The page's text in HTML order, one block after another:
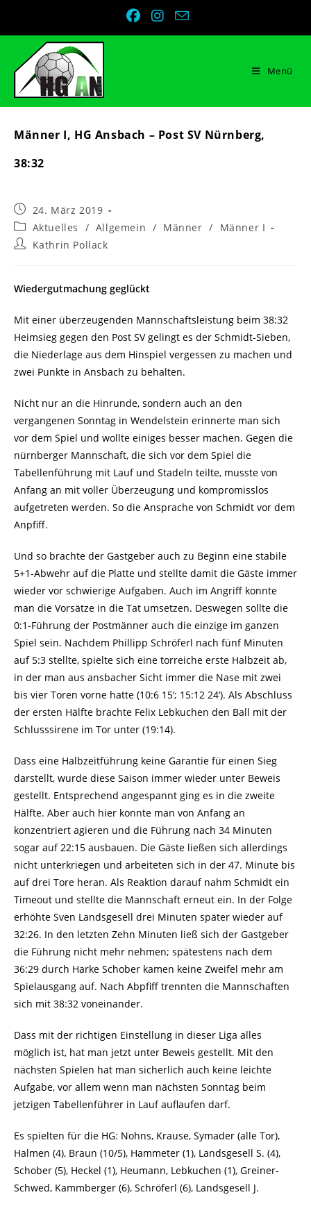
Menü
Männer I, HG Ansbach – Post SV Nürnberg,
38:32
Beitrag
veröffentlicht:
24. März 2019
Beitrags-
Kategorie:
Aktuelles / Allgemein / Männer /
Männer I
Beitrags-
Kathrin Pollack
Wiedergutmachung geglückt
Mit einer überzeugenden Mannschaftsleistung beim 38:32
Heimsieg gegen den Post SV gelingt es der Schmidt-Sieben,
die Niederlage aus dem Hinspiel vergessen zu machen und
zwei Punkte in Ansbach zu behalten.
Nicht nur an die Hinrunde, sondern auch an den
vergangenen Sonntag in Wendelstein erinnerte man sich
vor dem Spiel und wollte einiges besser machen. Gegen die
nürnberger Mannschaft, die sich vor dem Spiel die
Tabellenführung mit Lauf und Stadeln teilte, musste von
Anfang an mit voller Überzeugung und kompromisslos
aufgetreten werden. So die Ansprache von Schmidt vor dem
Anpfiff.
Und so brachte der Gastgeber auch zu Beginn eine stabile
5+1-Abwehr auf die Platte und stellte damit die Gäste immer
wieder vor schwierige Aufgaben. Auch im Angriff konnte
man die Vorsätze in die Tat umsetzen. Deswegen sollte die
0:1-Führung der Postmänner auch die einzige im ganzen
Spiel sein. Nachdem Phillipp Schröferl nach fünf Minuten
auf 5:3 stellte, spielte sich eine torreiche erste Halbzeit ab,
in der man aus ansbacher Sicht immer die Nase mit zwei
bis vier Toren vorne hatte (10:6 15‘; 15:12 24‘). Als Abschluss
der ersten Hälfte brachte Felix Lebkuchen den Ball mit der
Schlusssirene im Tor unter (19:14).
Dass eine Halbzeitführung keine Garantie für einen Sieg
darstellt, wurde diese Saison immer wieder unter Beweis
gestellt. Entsprechend angespannt ging es in die zweite
Hälfte. Aber auch hier konnte man von Anfang an
konzentriert agieren und die Führung nach 34 Minuten
sogar auf 22:15 ausbauen. Die Gäste ließen sich allerdings
nicht unterkriegen und arbeiteten sich in der 47. Minute bis
auf drei Tore heran. Als Reaktion darauf nahm Schmidt ein
Timeout und stellte die Mannschaft erneut ein. In der Folge
erhöhte Sven Landsgesell drei Minuten später wieder auf
32:26. In den letzten Zehn Minuten ließ sich der Gastgeber
die Führung nicht mehr nehmen; spätestens nach dem
36:29 durch Harke Schober kamen keine Zweifel mehr am
Spielausgang auf. Nach Abpfiff trennten die Mannschaften
sich mit 38:32 voneinander.
Dass mit der richtigen Einstellung in dieser Liga alles
möglich ist, hat man jetzt unter Beweis gestellt. Mit den
nächsten Spielen hat man sicherlich auch keine leichte
Aufgabe, vor allem wenn man nächsten Sonntag beim
jetzigen Tabellenführer in Lauf auflaufen darf.
Es spielten für die HG: Nohns, Krause, Symader (alle Tor),
Halmen (4), Braun (10/5), Hammeter (1), Landsgesell S. (4),
Schober (5), Heckel (1), Heumann, Lebkuchen (1), Greiner-
Schwed, Kammberger (6), Schröferl (6), Landsgesell J.